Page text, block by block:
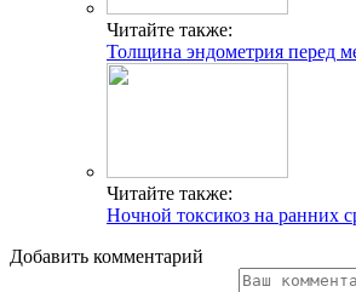
Читайте также:
Толщина эндометрия перед
Читайте также:
Ночной токсикоз на ранних
Добавить комментарий